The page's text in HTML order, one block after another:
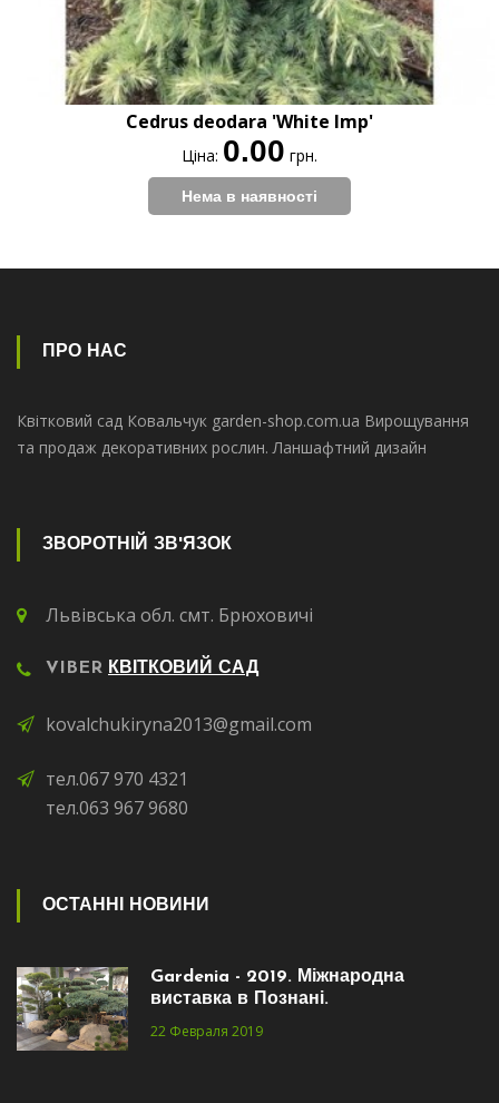
Cedrus deodara 'White Imp'
Ціна: 0.00 грн.
ПРО НАС
Квітковий сад Ковальчук garden-shop.com.ua Вирощування
та продаж декоративних рослин. Ланшафтний дизайн
ЗВОРОТНІЙ ЗВ'ЯЗОК
Львівська обл. смт. Брюховичі
VIBER КВІТКОВИЙ САД
kovalchukiryna2013@gmail.com
тел.067 970 4321
тел.063 967 9680
ОСТАННІ НОВИНИ
Gardenia - 2019. Міжнародна
виставка в Познані.
22 Февраля 2019